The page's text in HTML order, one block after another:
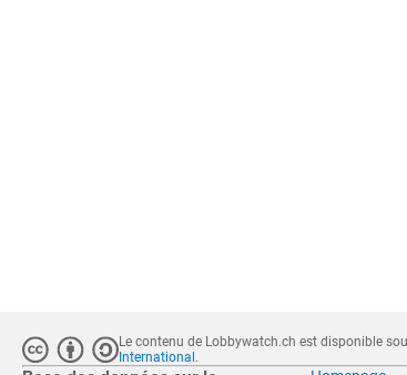
Le contenu de Lobbywatch.ch est disponible
International .